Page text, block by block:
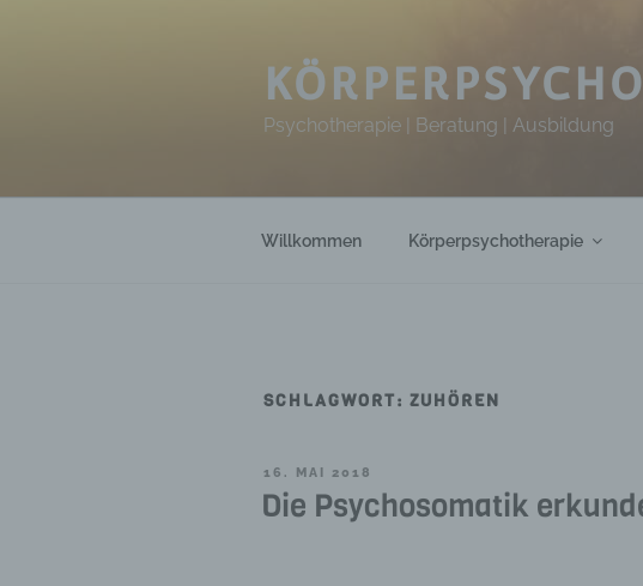
Psychotherapie | Beratung | Ausbildung
Willkommen Körperpsychotherapie
SCHLAGWORT: ZUHÖREN
VERÖFFENTLICHT
AM
16. MAI 2018
Die Psychosomatik